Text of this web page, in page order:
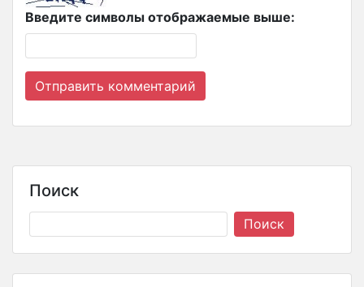
Введите символы отображаемые выше:
Поиск